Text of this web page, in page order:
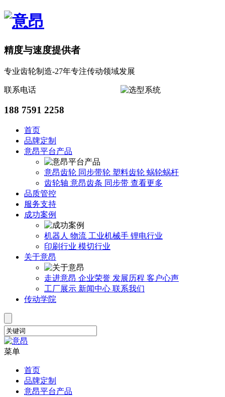
精度与速度提供者
专业齿轮制造-27年专注传动领域发展
联系电话
188 7591 2258
首页
品牌定制
意昂平台产品
意昂齿轮 同步带轮 塑料齿轮 蜗轮蜗杆
齿轮轴 意昂齿条 同步带 查看更多
品质管控
服务支持
成功案例
机器人 物流 工业机械手 锂电行业
印刷行业 模切行业
关于意昂
走进意昂 企业荣誉 发展历程 客户心声
工厂展示 新闻中心 联系我们
传动学院
菜单
首页
品牌定制
意昂平台产品